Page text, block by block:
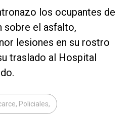
los ocupantes de
sobre el asfalto,
lesiones en su rostro
traslado al Hospital
Policiales,